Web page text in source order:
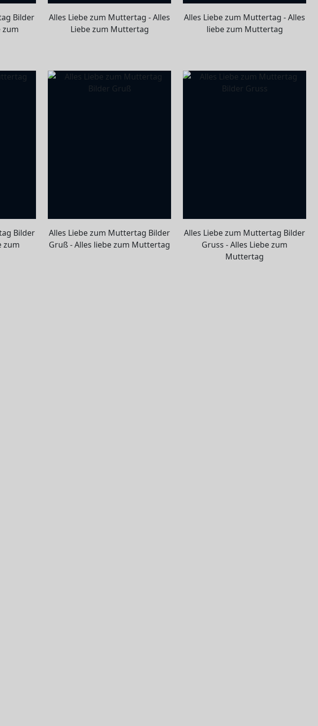
Bilder
zum
Alles Liebe zum Muttertag - Alles
Liebe zum Muttertag
Alles Liebe zum Muttertag - Alles
liebe zum Muttertag
Bilder
zum
Alles Liebe zum Muttertag Bilder
Gruß - Alles liebe zum Muttertag
Alles Liebe zum Muttertag Bilder
Gruss - Alles Liebe zum
Muttertag